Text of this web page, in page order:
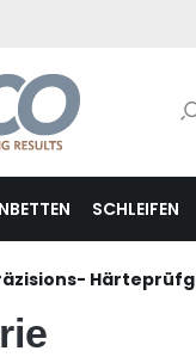
SCHLEIFEN